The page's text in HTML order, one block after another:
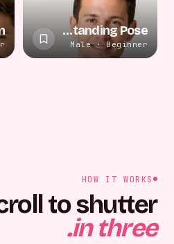
Casual Standing Pose
Male · Beginner
HOW IT WORKS
to shutter,
in three.